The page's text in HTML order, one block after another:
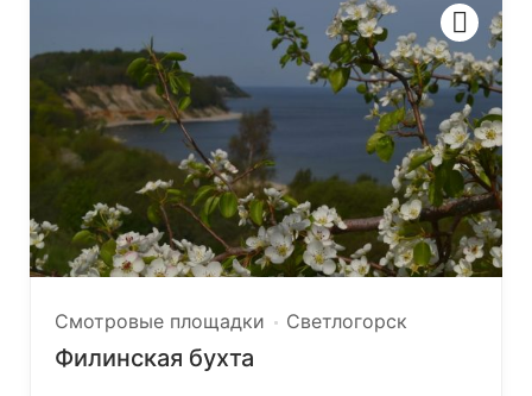
Смотровые площадки Светлогорск
Филинская бухта